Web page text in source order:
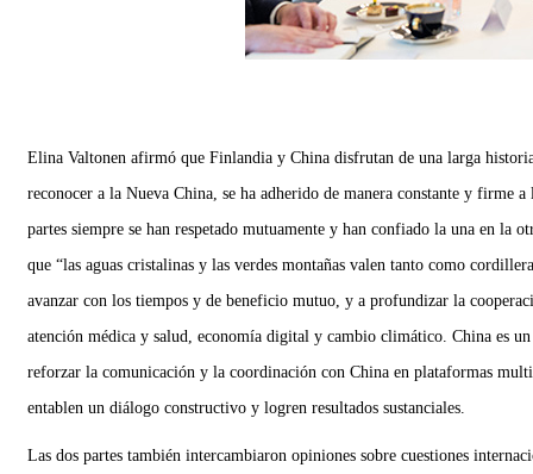
Elina Valtonen afirmó que Finlandia y China disfrutan de una larga
reconocer a la Nueva China, se ha adherido de manera constante y firme
partes siempre se han respetado mutuamente y han confiado la una en
que “las aguas cristalinas y las verdes montañas valen tanto como
avanzar con los tiempos y de beneficio mutuo, y a profundizar la
atención médica y salud, economía digital y cambio climático. China es
reforzar la comunicación y la coordinación con China en plataformas
entablen un diálogo constructivo y logren resultados sustanciales.
Las dos partes también intercambiaron opiniones sobre cuestiones